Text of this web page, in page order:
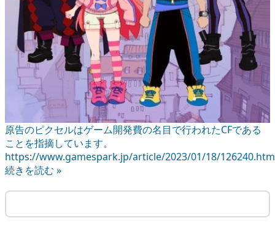
原告のピクセルはゲーム開発費の名目で行われたCFである
ことを指摘しています。
https://www.gamespark.jp/article/2023/01/18/
続きを読む »